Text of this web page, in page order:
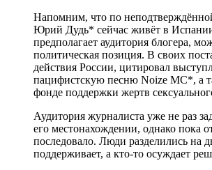
Напомним, что по
Юрий Дудь* сейчас живёт в
предполагает аудитория блогера,
политическая позиция. В своих
действия России, цитировал
пацифистскую песню Noize MC*, а
фонде поддержки жертв
Аудитория журналиста уже не раз
его местонахождении, однако пока
последовало. Люди разделились на
поддерживает, а кто-то осуждает